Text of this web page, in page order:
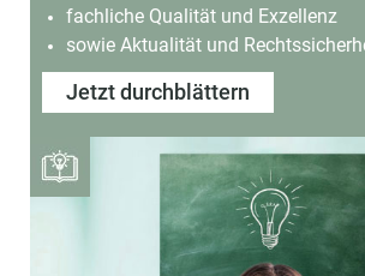
fachliche Qualität und Exzellenz
sowie Aktualität und
Jetzt durchblättern